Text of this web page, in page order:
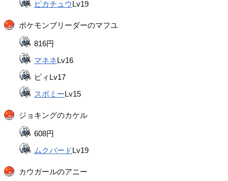
ピカチュウLv19
ポケモンブリーダーのマフユ
816円
マネネLv16
ピィLv17
スボミーLv15
ジョキングのカケル
608円
ムクバードLv19
カウガールのアニー